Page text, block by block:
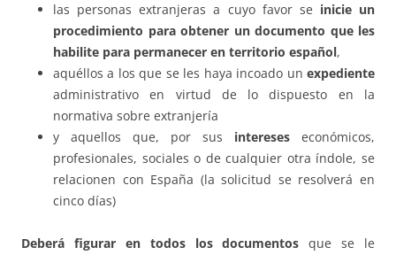
las personas extranjeras a cuyo favor se inicie un
procedimiento para obtener un documento que les
habilite para permanecer en territorio español,
aquéllos a los que se les haya incoado un expediente
administrativo en virtud de lo dispuesto en la
normativa sobre extranjería
y aquellos que, por sus intereses económicos,
profesionales, sociales o de cualquier otra índole, se
relacionen con España (la solicitud se resolverá en
cinco días)
Deberá figurar en todos los documentos que se le